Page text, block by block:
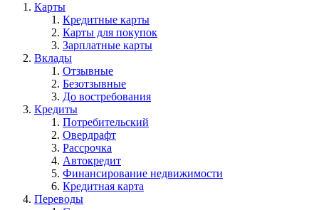
Карты
Кредитные карты
Карты для покупок
Зарплатные карты
Вклады
Отзывные
Безотзывные
До востребования
Кредиты
Потребительский
Овердрафт
Рассрочка
Автокредит
Финансирование недвижимости
Кредитная карта
Переводы